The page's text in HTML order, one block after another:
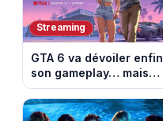
Streaming
GTA 6 va dévoiler enfin
son gameplay… mais
d’abord sur Netflix